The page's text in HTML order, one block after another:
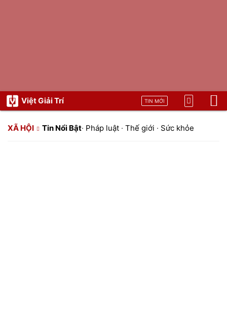
Việt Giải Trí TIN MỚI
XÃ HỘI Tin Nổi Bật· Pháp luật · Thế giới · Sức khỏe